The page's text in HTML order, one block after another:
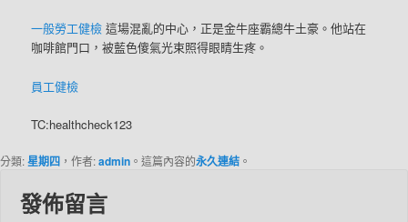
一般勞工健檢 這場混亂的中心，正是金牛座霸總牛土豪。他站在
咖啡館門口，被藍色傻氣光束照得眼睛生疼。
員工健檢
TC:healthcheck123
分類:星期四 ，作者:admin 。這篇內容的永久連結 。
發佈留言